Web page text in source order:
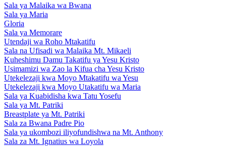
Sala ya Malaika wa Bwana
Sala ya Maria
Gloria
Sala ya Memorare
Utendaji wa Roho Mtakatifu
Sala na Ufisadi wa Malaika Mt. Mikaeli
Kuheshimu Damu Takatifu ya Yesu Kristo
Usimamizi wa Zao la Kifua cha Yesu Kristo
Utekelezaji kwa Moyo Mtakatifu wa Yesu
Utekelezaji kwa Moyo Utakatifu wa Maria
Sala ya Kuabidisha kwa Tatu Yosefu
Sala ya Mt. Patriki
Breastplate ya Mt. Patriki
Sala za Bwana Padre Pio
Sala ya ukombozi iliyofundishwa na Mt. Anthony
Sala za Mt. Ignatius wa Loyola